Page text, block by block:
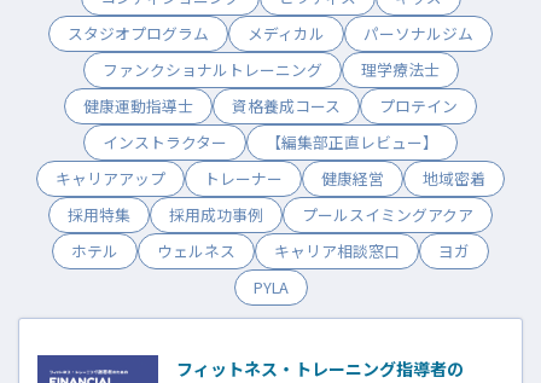
スタジオプログラム
メディカル
パーソナルジム
ファンクショナルトレーニング
理学療法士
健康運動指導士
資格養成コース
プロテイン
インストラクター
【編集部正直レビュー】
キャリアアップ
トレーナー 健康経営
地域密着
採用特集
採用成功事例
プールスイミングアクア
ホテル
ウェルネス キャリア相談窓口
ヨガ
PYLA
フィットネス・トレーニング指導者の